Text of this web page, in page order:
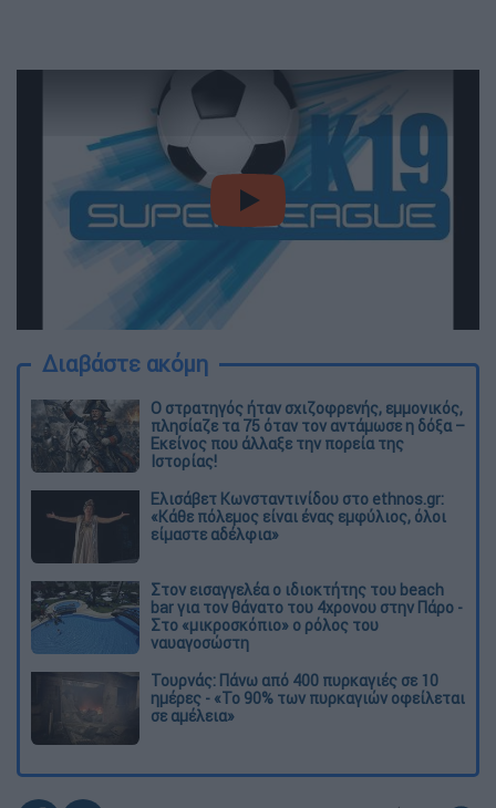
video
Διαβάστε ακόμη
O στρατηγός ήταν σχιζοφρενής, εμμονικός,
πλησίαζε τα 75 όταν τον αντάμωσε η δόξα –
Εκείνος που άλλαξε την πορεία της
Ιστορίας!
Ελισάβετ Κωνσταντινίδου στο ethnos.gr:
«Κάθε πόλεμος είναι ένας εμφύλιος, όλοι
είμαστε αδέλφια»
Στον εισαγγελέα ο ιδιοκτήτης του beach
bar για τον θάνατο του 4χρονου στην Πάρο -
Στο «μικροσκόπιο» ο ρόλος του
ναυαγοσώστη
Τουρνάς: Πάνω από 400 πυρκαγιές σε 10
ημέρες - «Το 90% των πυρκαγιών οφείλεται
σε αμέλεια»